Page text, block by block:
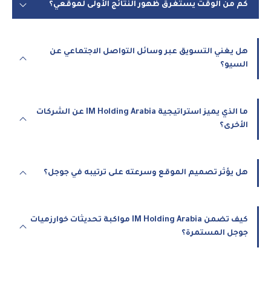
كم من الوقت يستغرق ظهور النتائج الأولى لموقعي؟
هل يغني التسويق عبر وسائل التواصل الاجتماعي عن
السيو؟
ما الذي يميز استراتيجية IM Holding Arabia عن الشركات
الأخرى؟
هل يؤثر تصميم الموقع وسرعته على ترتيبه في جوجل؟
كيف تضمن IM Holding Arabia مواكبة تحديثات خوارزميات
جوجل المستمرة؟